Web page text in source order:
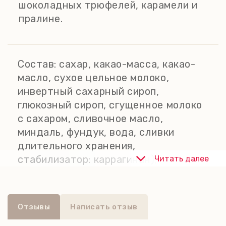
шоколадных трюфелей, карамели и
пралине.
Состав: сахар, какао-масса, какао-
масло, сухое цельное молоко,
инвертный сахарный сироп,
глюкозный сироп, сгущенное молоко
с сахаром, сливочное масло,
миндаль, фундук, вода, сливки
длительного хранения,
стабилизатор: каррагинан),
сахар, молочный жир, кусочки ириски
Читать далее
Отзывы Написать отзыв